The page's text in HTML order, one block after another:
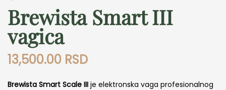
Brewista Smart III
vagica
13,500.00 RSD
Brewista Smart Scale III je elektronska vaga profesionalnog